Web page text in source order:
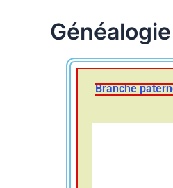
Branche